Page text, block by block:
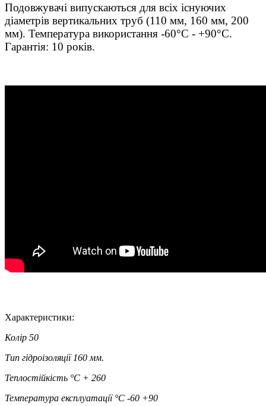
Подовжувачі випускаються для всіх існуючих
діаметрів вертикальних труб (110 мм, 160 мм, 200
мм). Температура використання -60°C - +90°C.
Гарантія: 10 років.
Характеристики:
Колір 50
Тип гідроізоляції 160 мм.
Теплостійкість °C + 260
Температура експлуатації °C -60 +90